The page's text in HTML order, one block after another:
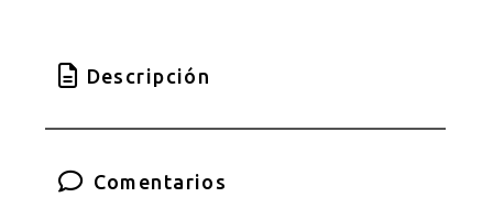
Descripción
Comentarios